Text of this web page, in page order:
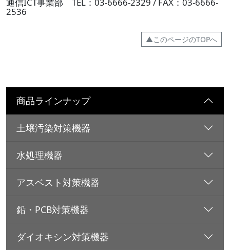
2536
▲このページのTOPへ
商品ラインナップ
土壌汚染対策機器
水処理機器
アスベスト対策機器
鉛・PCB対策機器
ダイオキシン対策機器